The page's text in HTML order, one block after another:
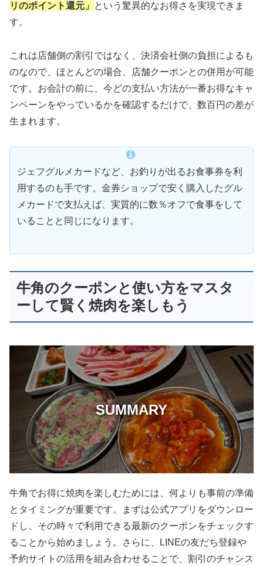
リのポイント還元」
という驚異的なお得さを実現できま
す。
これは店舗側の割引ではなく、決済会社側の負担によるも
のなので、ほとんどの場合、店舗クーポンとの併用が可能
です。お会計の前に、今どの支払い方法が一番お得なキャ
ンペーンをやっているかを確認するだけで、数百円の差が
生まれます。
ジェフグルメカードなど、お釣りが出るお食事券を利
用するのも手です。金券ショップで安く購入したグル
メカードで支払えば、実質的に数％オフで食事をして
いることと同じになります。
牛角のクーポンと使い方をマスタ
ーして賢く焼肉を楽しもう
SUMMARY
牛角でお得に焼肉を楽しむためには、何よりも事前の準備
とタイミングが重要です。まずは公式アプリをダウンロー
ドし、その時々で利用できる最新のクーポンをチェックす
ることから始めましょう。さらに、LINEの友だち登録や
予約サイトの活用を組み合わせることで、割引のチャンス